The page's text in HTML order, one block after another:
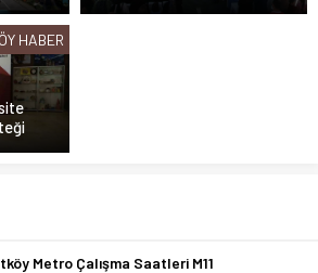
HABER
Metro Çalışma Saatleri M11